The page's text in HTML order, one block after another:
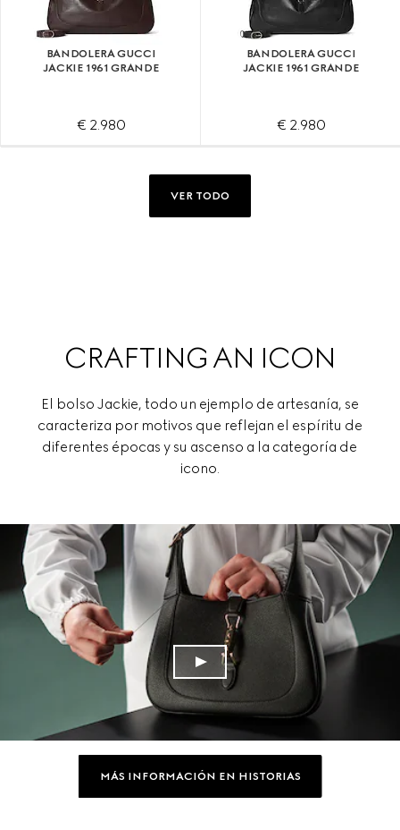
BANDOLERA GUCCI
JACKIE 1961 GRANDE
€ 2.980
BANDOLERA GUCCI
JACKIE 1961 GRANDE
€ 2.980
VER TODO
CRAFTING AN ICON
El bolso Jackie, todo un ejemplo de artesanía, se
caracteriza por motivos que reflejan el espíritu de
diferentes épocas y su ascenso a la categoría de
icono.
MÁS INFORMACIÓN EN HISTORIAS